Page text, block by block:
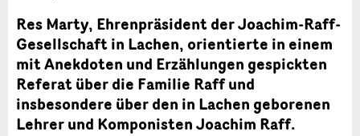
Res Marty, Ehrenpräsident der Joachim-Raff-
Gesellschaft in Lachen, orientierte in einem
mit Anekdoten und Erzählungen gespickten
Referat über die Familie Raff und
insbesondere über den in Lachen geborenen
Lehrer und Komponisten Joachim Raff.